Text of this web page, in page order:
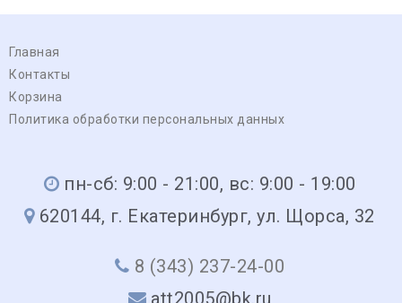
Главная
Контакты
Корзина
Политика обработки персональных данных
пн-сб: 9:00 - 21:00, вс: 9:00 - 19:00
620144, г. Екатеринбург, ул. Щорса, 32
8 (343) 237-24-00
att2005@bk.ru